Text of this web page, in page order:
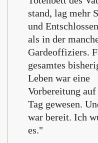
stand, lag mehr
und
als in der
Gardeoffiziers.
gesamtes
Leben war eine
Vorbereitung auf
Tag gewesen.
war bereit. Ich
es."